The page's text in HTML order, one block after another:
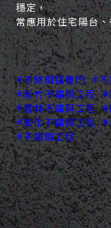
穩定，
常應用於住宅陽台
#不銹鋼摺疊門 #不
#新竹不鏽鋼工程 #
#雲林不鏽鋼工程 #
#彰化不鏽鋼工程 #
#不鏽鋼工程